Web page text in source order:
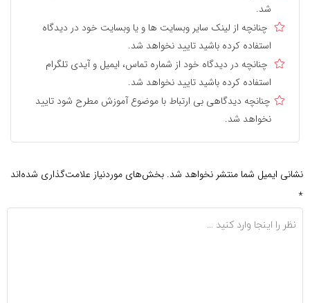
شد.
چنانچه از لینک سایر وبسایت ها و یا وبسایت خود در دیدگاه
استفاده کرده باشید تایید نخواهد شد.
چنانچه در دیدگاه خود از شماره تماس، ایمیل و آیدی تلگرام
استفاده کرده باشید تایید نخواهد شد.
چنانچه دیدگاهی بی ارتباط با موضوع آموزش مطرح شود تایید
نخواهد شد.
نشانی ایمیل شما منتشر نخواهد شد. بخش‌های موردنیاز علامت‌گذاری شده‌اند
*